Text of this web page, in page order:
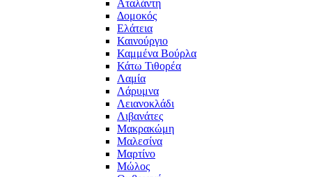
Αταλάντη
Δομοκός
Ελάτεια
Καινούργιο
Καμμένα Βούρλα
Κάτω Τιθορέα
Λαμία
Λάρυμνα
Λειανοκλάδι
Λιβανάτες
Μακρακώμη
Μαλεσίνα
Μαρτίνο
Μώλος